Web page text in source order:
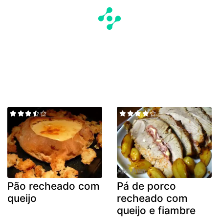
Pão recheado com
queijo
Pá de porco
recheado com
queijo e fiambre